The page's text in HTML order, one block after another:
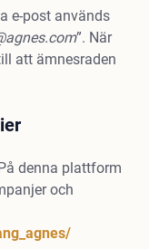
e-post används
”. När
att ämnesraden
denna plattform
och